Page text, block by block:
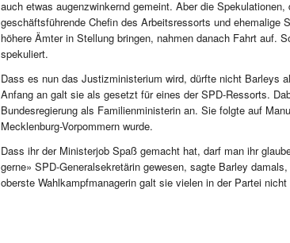
auch etwas augenzwinkernd gemeint. Aber die
geschäftsführende Chefin des Arbeitsressorts und ehemalige
höhere Ämter in Stellung bringen, nahmen danach Fahrt auf.
spekuliert.
Dass es nun das Justizministerium wird, dürfte nicht Barleys
Anfang an galt sie als gesetzt für eines der SPD-Ressorts.
Bundesregierung als Familienministerin an. Sie folgte auf
Mecklenburg-Vorpommern wurde.
Dass ihr der Ministerjob Spaß gemacht hat, darf man ihr
gerne» SPD-Generalsekretärin gewesen, sagte Barley
oberste Wahlkampfmanagerin galt sie vielen in der Partei